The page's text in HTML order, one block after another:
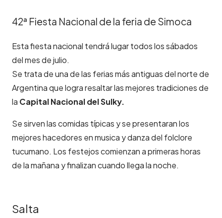
42ª Fiesta Nacional de la feria de Simoca
Esta fiesta nacional tendrá lugar todos los sábados
del mes de julio.
Se trata de una de las ferias más antiguas del norte de
Argentina que logra resaltar las mejores tradiciones de
la Capital Nacional del Sulky.
Se sirven las comidas típicas y se presentaran los
mejores hacedores en musica y danza del folclore
tucumano. Los festejos comienzan a primeras horas
de la mañana y finalizan cuando llega la noche.
Salta